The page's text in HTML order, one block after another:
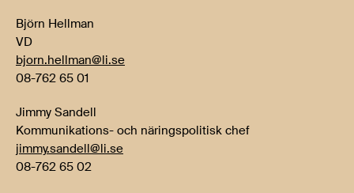
Björn Hellman
VD
bjorn.hellman@li.se
08-762 65 01
Jimmy Sandell
Kommunikations- och näringspolitisk chef
jimmy.sandell@li.se
08-762 65 02